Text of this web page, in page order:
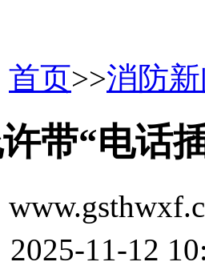
首页>>消防
带“电话
2025-11-12